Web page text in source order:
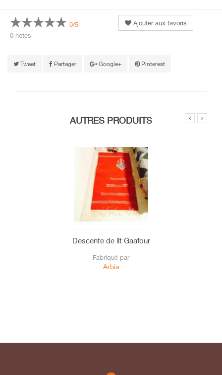
0/5
Ajouter aux favoris
0 notes
Tweet Partager Google+ Pinterest
AUTRES PRODUITS
Descente de lit Gaafour
Fabriqué par
Arbia